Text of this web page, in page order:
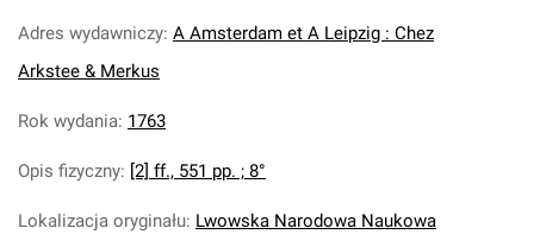
Adres wydawniczy: A Amsterdam et A Leipzig : Chez
Arkstee & Merkus
Rok wydania: 1763
Opis fizyczny: [2] ff., 551 pp. ; 8°
Lokalizacja oryginału: Lwowska Narodowa Naukowa